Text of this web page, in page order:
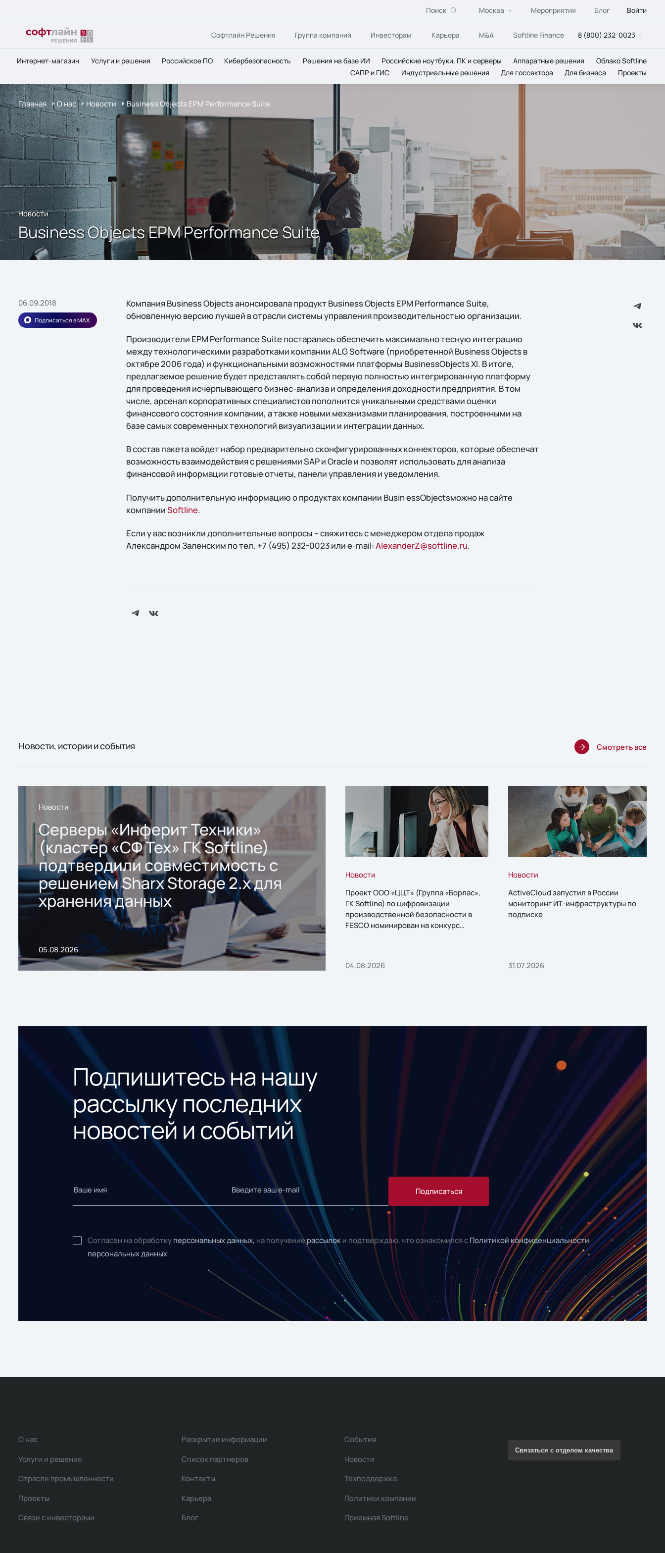
Поиск Москва Мероприятия Блог Войти
Софтлайн Решения Группа компаний Инвесторам Карьера M&A Softline Finance 8 (800) 232-0023
Интернет-магазин Услуги и решения Российское ПО Кибербезопасность Решения на базе ИИ Российские ноутбуки, ПК и серверы Аппаратные решения
Облако Softline
САПР и ГИС
Индустриальные решения Для госсектора Для бизнеса Проекты
Главная О нас Новости Business Objects EPM Performance Suite
Новости
Business Objects EPM Performance Suite
06.09.2018
Подписаться в MAX
Компания Business Objects анонсировала продукт Business Objects EPM Performance Suite,
обновленную версию лучшей в отрасли системы управления производительностью организации.
Производители EPM Performance Suite постарались обеспечить максимально тесную интеграцию
между технологическими разработками компании ALG Software (приобретенной Business Objects в
октябре 2006 года) и функциональными возможностями платформы BusinessObjects XI. В итоге,
предлагаемое решение будет представлять собой первую полностью интегрированную платформу
для проведения исчерпывающего бизнес-анализа и определения доходности предприятия. В том
числе, арсенал корпоративных специалистов пополнится уникальными средствами оценки
финансового состояния компании, а также новыми механизмами планирования, построенными на
базе самых современных технологий визуализации и интеграции данных.
В состав пакета войдет набор предварительно сконфигурированных коннекторов, которые обеспечат
возможность взаимодействия с решениями SAP и Oracle и позволят использовать для анализа
финансовой информации готовые отчеты, панели управления и уведомления.
Получить дополнительную информацию о продуктах компании Busin essObjectsможно на сайте
компанииSoftline.
Если у вас возникли дополнительные вопросы – свяжитесь с менеджером отдела продаж
Александром Заленским по тел. +7 (495) 232-0023 или e-mail:AlexanderZ@softline.ru.
Новости, истории и события Смотреть все
Новости
Серверы «Инферит Техники»
(кластер «СФ Тех» ГК Softline)
подтвердили совместимость с
решением Sharx Storage 2.x для
хранения данных
05.08.2026
Новости
Проект ООО «ЦЦТ» (Группа «Борлас»,
ГК Softline) по цифровизации
производственной безопасности в
FESCO номинирован на конкурс
04.08.2026
Новости
ActiveCloud запустил в России
мониторинг ИТ-инфраструктуры по
подписке
31.07.2026
Подпишитесь на нашу
рассылку последних
новостей и событий
Подписаться
Согласен на обработку персональных данных, на получениерассылок и подтверждаю, что ознакомился с Политикой конфиденциальности
персональных данных
О нас
Услуги и решения
Отрасли промышленности
Проекты
Связи с инвесторами
Раскрытие информации
Список партнеров
Контакты
Карьера
Блог
События
Новости
Техподдержка
Политики компании
Приемная Softline
Связаться с отделом качества